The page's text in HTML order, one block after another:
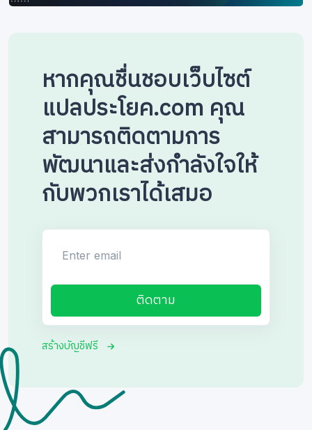
หากคุณชื่นชอบเว็บไซต์
แปลประโยค.com คุณ
สามารถติดตามการ
พัฒนาและส่งกำลังใจให้
กับพวกเราได้เสมอ
ติดตาม
สร้างบัญชีฟรี